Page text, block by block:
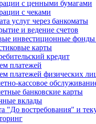
с ценными бумагами
с чеками
услуг через банкоматы
и ведение счетов
инвестиционные
карты
кредит
платежей
платежей физических
кассовое
банковские карты
вклады
"До востребования" и